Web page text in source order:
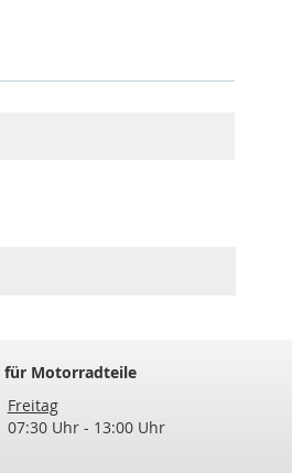
für Motorradteile
Freitag
07:30 Uhr - 13:00 Uhr